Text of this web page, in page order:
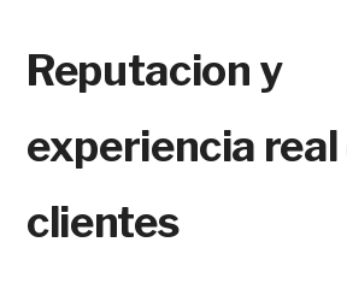
Reputacion y
experiencia real
clientes